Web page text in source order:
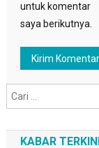
untuk komentar
saya berikutnya.
KABAR